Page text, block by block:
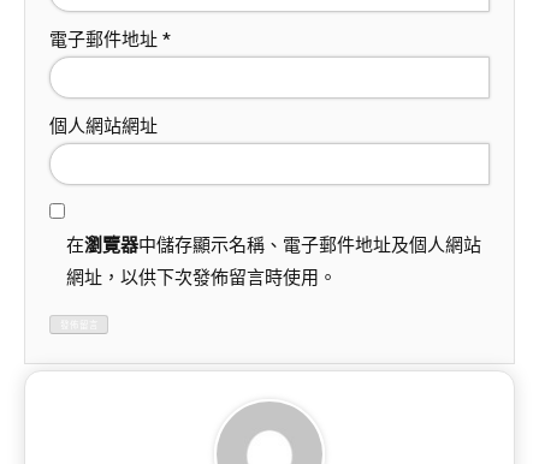
電子郵件地址 *
個人網站網址
在瀏覽器中儲存顯示名稱、電子郵件地址及個人網站
網址，以供下次發佈留言時使用。